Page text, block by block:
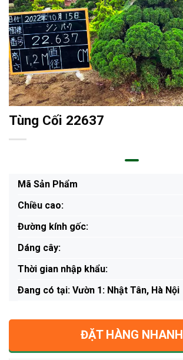
Tùng Cối 22637
Mã Sản Phẩm
Chiều cao:
Đường kính gốc:
Dáng cây:
Thời gian nhập khẩu:
Ðang có tại: Vườn 1: Nhật Tân, Hà Nội
ĐẶT HÀNG NHANH